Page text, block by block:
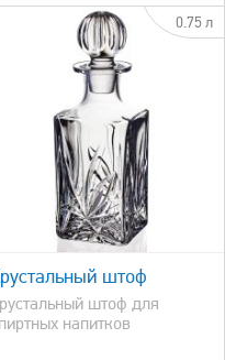
0.75 л
штоф
штоф для
напитков